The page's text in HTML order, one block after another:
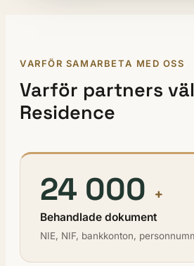
VARFÖR SAMARBETA MED OSS
Varför partners
Residence
24 000 +
Behandlade dokument
NIE, NIF, bankkonton,